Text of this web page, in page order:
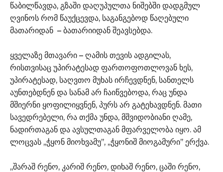
წაბილწავდა, გზაში დაღუპულთა ნიშებში დადგმულ
ღვინოს რომ წაუქცევდა, საგანგებოდ წაღებული
მათარიდან – ბათარიიდან შეავსებდა.
ყველაზე მთავარი – ღამის თევის ადგილას,
რისთვისაც უპირატესად ფართოფოთლოვან ხეს,
უპირატესად, საღვთო მუხას ირჩევდნენ, სანთელს
აუნთებდნენ და სანამ არ ჩაიწვებოდა, რაც უნდა
მშიერნი ყოფილიყვნენ, პურს არ გატეხავდნენ. მათი
სავედრებელი, რა თქმა უნდა, მშვიდობიანი ღამე,
ნადირთაგან და ავსულთაგან მფარველობა იყო. ამ
ლოცვას ,,ჭყონ მიოხვამუ’’, ,,ჭყონიშ მიოგამური’’ ერქვა.
,,შარაშ რენო, კარიშ რენო, დიხაშ რენო, ცაში რენო,